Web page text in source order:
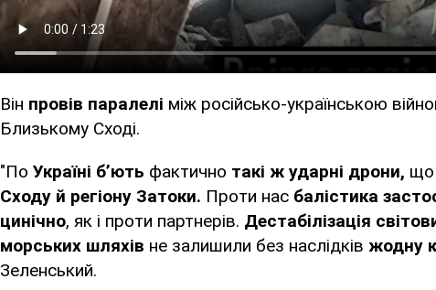
Він провів паралелі між російсько-українською
Близькому Сході.
"По Україні б’ють фактично такі ж ударні дрони, що
Сходу й регіону Затоки. Проти нас балістика
цинічно, як і проти партнерів. Дестабілізація
морських шляхів не залишили без наслідків жодну
Зеленський.